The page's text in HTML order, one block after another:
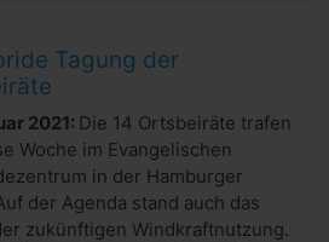
Tagung der
2021: Die 14 Ortsbeiräte trafen
Woche im Evangelischen
in der Hamburger
der Agenda stand auch das
zukünftigen Windkraftnutzung.